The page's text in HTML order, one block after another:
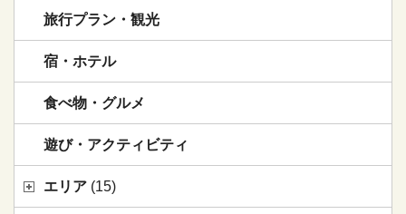
旅行プラン・観光
宿・ホテル
食べ物・グルメ
遊び・アクティビティ
エリア (15)